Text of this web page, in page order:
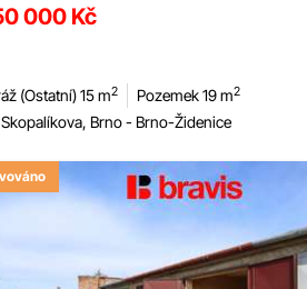
000 Kč
(Ostatní) 15 m2 Pozemek 19 m2
Skopalíkova, Brno - Brno-Židenice